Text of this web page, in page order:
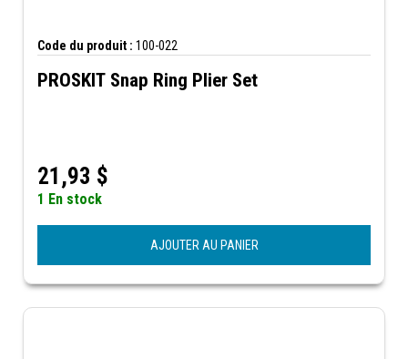
Code du produit : 100-022
PROSKIT Snap Ring Plier Set
21,93 $
1 En stock
AJOUTER AU PANIER